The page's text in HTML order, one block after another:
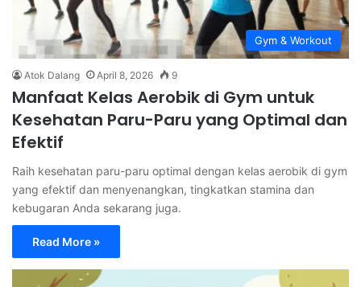
Gym & Workout
Atok Dalang April 8, 2026 9
Manfaat Kelas Aerobik di Gym untuk
Kesehatan Paru-Paru yang Optimal dan
Efektif
Raih kesehatan paru-paru optimal dengan kelas aerobik di gym
yang efektif dan menyenangkan, tingkatkan stamina dan
kebugaran Anda sekarang juga.
Read More »